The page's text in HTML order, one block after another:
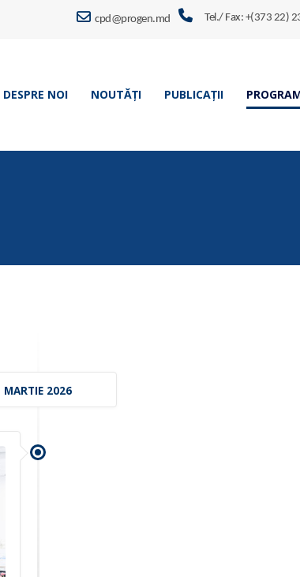
cpd@progen.md Tel./ Fax: +(373 22)
DESPRE NOI NOUTĂȚI PUBLICAȚII
MARTIE 2026